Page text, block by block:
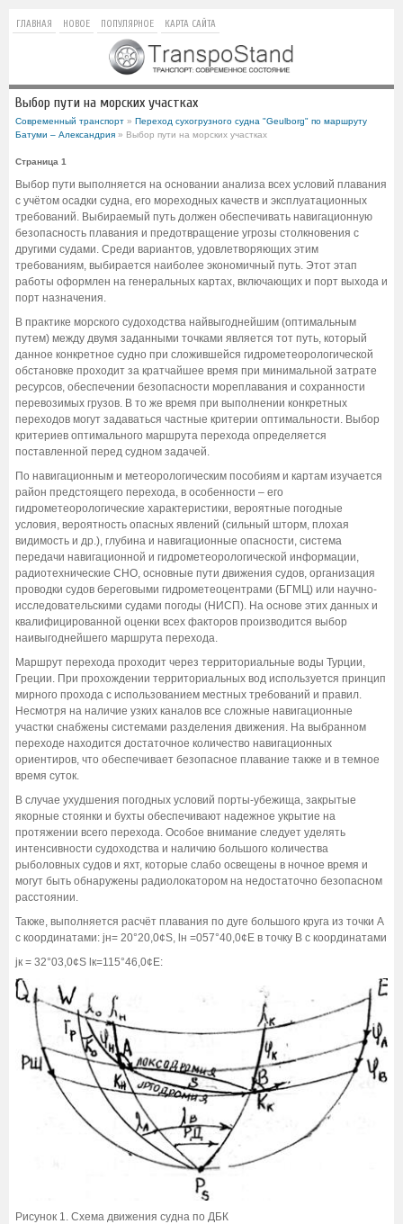
ГЛАВНАЯ НОВОЕ ПОПУЛЯРНОЕ КАРТА САЙТА
Выбор пути на морских участках
Современный транспорт » Переход сухогрузного судна "Geulborg" по маршруту
Батуми – Александрия » Выбор пути на морских участках
Страница 1
Выбор пути выполняется на основании анализа всех условий плавания
с учётом осадки судна, его мореходных качеств и эксплуатационных
требований. Выбираемый путь должен обеспечивать навигационную
безопасность плавания и предотвращение угрозы столкновения с
другими судами. Среди вариантов, удовлетворяющих этим
требованиям, выбирается наиболее экономичный путь. Этот этап
работы оформлен на генеральных картах, включающих и порт выхода и
порт назначения.
В практике морского судоходства найвыгоднейшим (оптимальным
путем) между двумя заданными точками является тот путь, который
данное конкретное судно при сложившейся гидрометеорологической
обстановке проходит за кратчайшее время при минимальной затрате
ресурсов, обеспечении безопасности мореплавания и сохранности
перевозимых грузов. В то же время при выполнении конкретных
переходов могут задаваться частные критерии оптимальности. Выбор
критериев оптимального маршрута перехода определяется
поставленной перед судном задачей.
По навигационным и метеорологическим пособиям и картам изучается
район предстоящего перехода, в особенности – его
гидрометеорологические характеристики, вероятные погодные
условия, вероятность опасных явлений (сильный шторм, плохая
видимость и др.), глубина и навигационные опасности, система
передачи навигационной и гидрометеорологической информации,
радиотехнические СНО, основные пути движения судов, организация
проводки судов береговыми гидрометеоцентрами (БГМЦ) или научно-
исследовательскими судами погоды (НИСП). На основе этих данных и
квалифицированной оценки всех факторов производится выбор
наивыгоднейшего маршрута перехода.
Маршрут перехода проходит через территориальные воды Турции,
Греции. При прохождении территориальных вод используется принцип
мирного прохода с использованием местных требований и правил.
Несмотря на наличие узких каналов все сложные навигационные
участки снабжены системами разделения движения. На выбранном
переходе находится достаточное количество навигационных
ориентиров, что обеспечивает безопасное плавание также и в темное
время суток.
В случае ухудшения погодных условий порты-убежища, закрытые
якорные стоянки и бухты обеспечивают надежное укрытие на
протяжении всего перехода. Особое внимание следует уделять
интенсивности судоходства и наличию большого количества
рыболовных судов и яхт, которые слабо освещены в ночное время и
могут быть обнаружены радиолокатором на недостаточно безопасном
расстоянии.
Также, выполняется расчёт плавания по дуге большого круга из точки А
с координатами: jн= 20°20,0¢S, lн =057°40,0¢E в точку B с координатами
jк = 32°03,0¢S lк=115°46,0¢E:
Рисунок 1. Схема движения судна по ДБК